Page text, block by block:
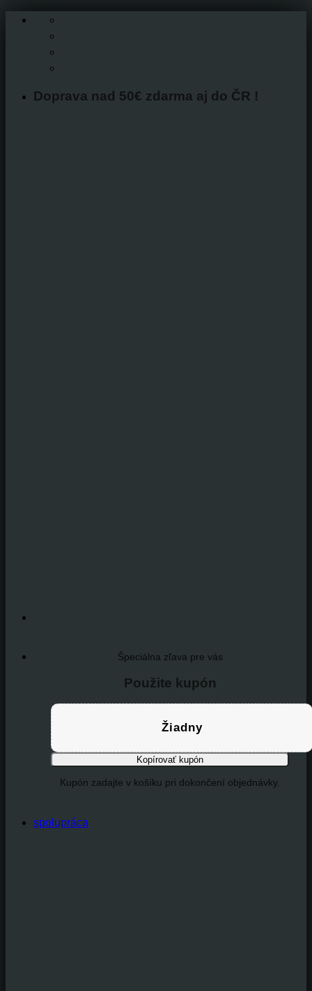
Skip
Doprava nad 50€ zdarma aj do ČR !
Špeciálna zľava pre vás
Použite kupón
Žiadny
Kopírovať kupón
Kupón zadajte v košíku pri dokončení objednávky.
spolupráca